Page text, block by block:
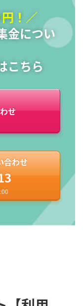
！／
金につい
こちら
せ
合わせ